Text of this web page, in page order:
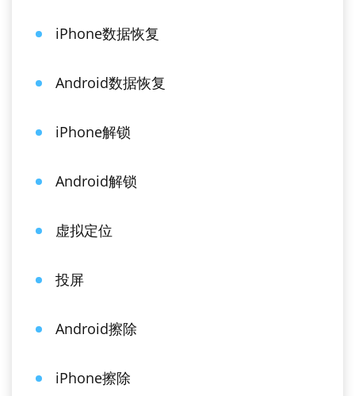
iPhone数据恢复
Android数据恢复
iPhone解锁
Android解锁
虚拟定位
投屏
Android擦除
iPhone擦除